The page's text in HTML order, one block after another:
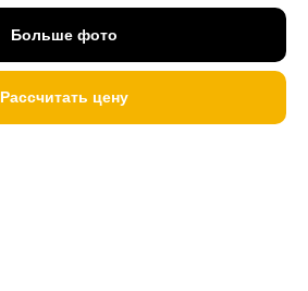
Больше фото
Рассчитать цену